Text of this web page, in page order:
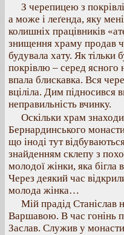
З черепицею з
а може і леґенда, яку
колишніх працівників
знищення храму продав
будувала хату. Як тільки
покрівлю – серед ясного
впала блискавка. Вся
вціліла. Дим підносився
неправильність вчинку.
Оскільки храм
Бернардинського
що іноді тут
знайденням склепу з
молодої жінки, яка бігла
Через деякий час
молода жінка…
Мій прадід Станіслав
Варшавою. В час гонінь
Заслав. Служив у